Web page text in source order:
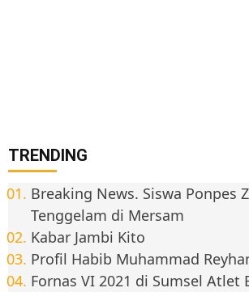
TRENDING
Breaking News. Siswa Ponpes
Tenggelam di Mersam
Kabar Jambi Kito
Profil Habib Muhammad
Fornas VI 2021 di Sumsel Atlet